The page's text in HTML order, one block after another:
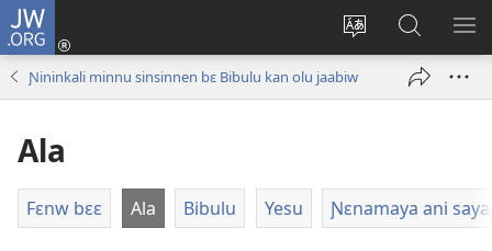
JW.ORG
Ka
intɛrinɛti
konɛkte
(opens
JW.ORG
ɲinini
kɛyɔrɔ
Ɲininkali minnu sinsinnen bɛ Bibulu kan olu jaabiw
Ala
Fɛnw bɛɛ Ala Bibulu Yesu Ɲɛnamaya ani saya